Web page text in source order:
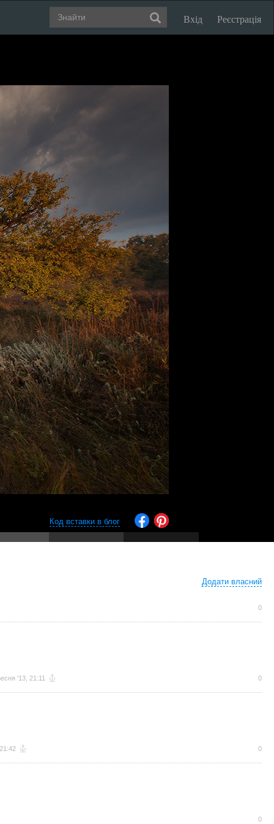
Вхід Реєстрація
Код вставки в блог
Додати власний
0
'13, 21:11 0
0
0